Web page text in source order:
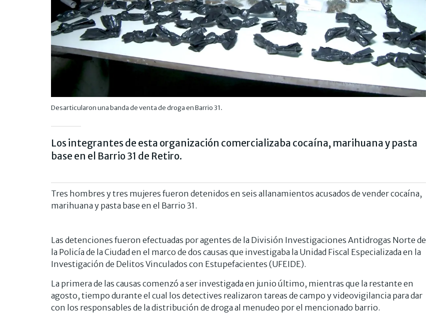
Desarticularon una banda de venta de droga en Barrio 31.
Los integrantes de esta organización comercializaba cocaína, marihuana y pasta
base en el Barrio 31 de Retiro.
Tres hombres y tres mujeres fueron detenidos en seis allanamientos acusados de vender cocaína,
marihuana y pasta base en el Barrio 31.
Las detenciones fueron efectuadas por agentes de la División Investigaciones Antidrogas Norte de
la Policía de la Ciudad en el marco de dos causas que investigaba la Unidad Fiscal Especializada en la
Investigación de Delitos Vinculados con Estupefacientes (UFEIDE).
La primera de las causas comenzó a ser investigada en junio último, mientras que la restante en
agosto, tiempo durante el cual los detectives realizaron tareas de campo y videovigilancia para dar
con los responsables de la distribución de droga al menudeo por el mencionado barrio.